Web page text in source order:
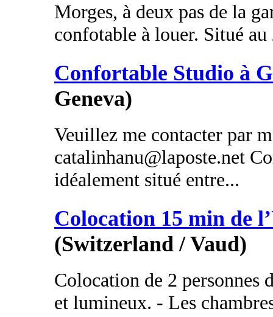
Morges, à deux pas de la
confotable à louer. Situé au
Confortable Studio à
Geneva)
Veuillez me contacter par
catalinhanu@laposte.net
idéalement situé entre...
Colocation 15 min de
(Switzerland / Vaud)
Colocation de 2 personnes
et lumineux. - Les